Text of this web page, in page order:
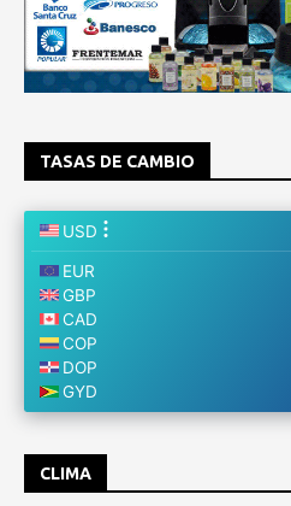
TASAS DE CAMBIO
CLIMA